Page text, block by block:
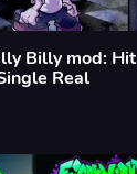
Billy mod: Hit
Real